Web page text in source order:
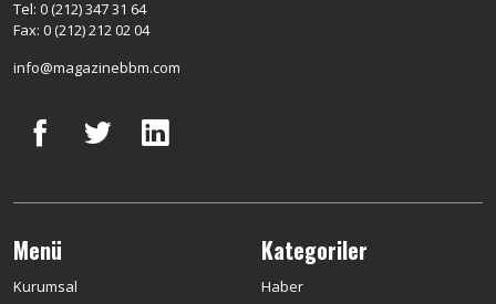
Tel: 0 (212) 347 31 64
Fax: 0 (212) 212 02 04
info@magazinebbm.com
Menü
Kurumsal
Kategoriler
Haber